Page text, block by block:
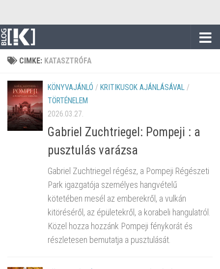
CIMKE: KATASZTRÓFA
KÖNYVAJÁNLÓ / KRITIKUSOK AJÁNLÁSÁVAL /
TÖRTÉNELEM
2026.03.27.
Gabriel Zuchtriegel: Pompeji : a
pusztulás varázsa
Gabriel Zuchtriegel régész, a Pompeji Régészeti
Park igazgatója személyes hangvételű
kötetében mesél az emberekről, a vulkán
kitöréséről, az épületekről, a korabeli hangulatról.
Közel hozza hozzánk Pompeji fénykorát és
részletesen bemutatja a pusztulását.